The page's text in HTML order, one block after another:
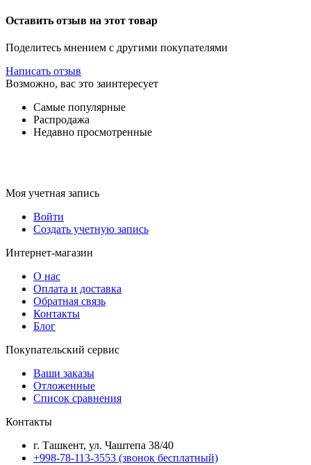
Оставить отзыв на этот товар
Поделитесь мнением с другими покупателями
Написать отзыв
Возможно, вас это заинтересует
Самые популярные
Распродажа
Недавно просмотренные
Моя учетная запись
Войти
Создать учетную запись
Интернет-магазин
О нас
Оплата и доставка
Обратная связь
Контакты
Блог
Покупательский сервис
Ваши заказы
Отложенные
Список сравнения
Контакты
г. Ташкент, ул. Чаштепа 38/40
+998-78-113-3553 (звонок бесплатный)